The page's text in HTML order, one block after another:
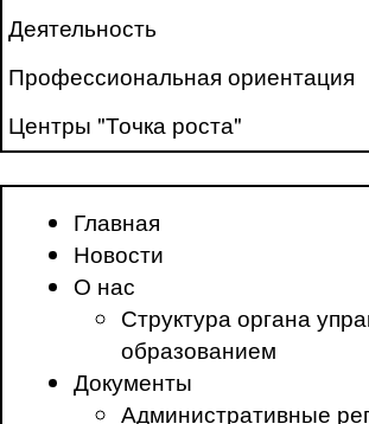
Деятельность
Профессиональная ориентация
Центры "Точка роста"
Главная
Новости
О нас
Структура органа
образованием
Документы
Административные